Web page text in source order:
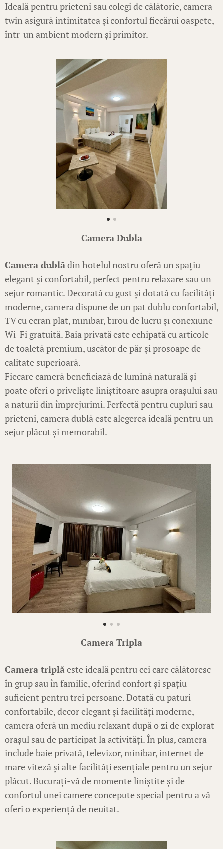
Ideală pentru prieteni sau colegi de călătorie, camera
twin asigură intimitatea și confortul fiecărui oaspete,
într-un ambient modern și primitor.
Camera Dubla
Camera dublădin hotelul nostru oferă un spațiu
elegant și confortabil, perfect pentru relaxare sau un
sejur romantic. Decorată cu gust și dotată cu facilități
moderne, camera dispune de un pat dublu confortabil,
TV cu ecran plat, minibar, birou de lucru și conexiune
Wi-Fi gratuită. Baia privată este echipată cu articole
de toaletă premium, uscător de păr și prosoape de
calitate superioară.
Fiecare cameră beneficiază de lumină naturală și
poate oferi o priveliște liniștitoare asupra orașului sau
a naturii din împrejurimi. Perfectă pentru cupluri sau
prieteni, camera dublă este alegerea ideală pentru un
sejur plăcut și memorabil.
Camera Tripla
Camera triplăeste ideală pentru cei care călătoresc
în grup sau în familie, oferind confort și spațiu
suficient pentru trei persoane. Dotată cu paturi
confortabile, decor elegant și facilități moderne,
camera oferă un mediu relaxant după o zi de explorat
orașul sau de participat la activități. În plus, camera
include baie privată, televizor, minibar, internet de
mare viteză și alte facilități esențiale pentru un sejur
plăcut. Bucurați-vă de momente liniștite și de
confortul unei camere concepute special pentru a vă
oferi o experiență de neuitat.